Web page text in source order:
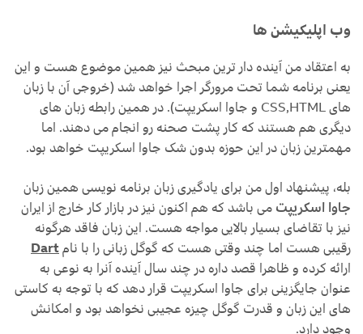
وب اپلیکیشن ها
به اعتقاد من آینده دار ترین مبحث نیز همین موضوع هست و این
یعنی برنامه شما تحت مرورگر اجرا خواهد شد (خروجی آن با زبان
های CSS,HTML و جاوا اسکریپت). در همین رابطه زبان های
دیگری هم هستند که کار پشت صحنه رو انجام می دهند. اما
مهمترین زبان در این حوزه بدون شک جاوا اسکریپت خواهد بود.
بله، پیشنهاد اول من برای یادگیری زبان برنامه نویسی همین زبان
جاوا اسکریپتمی باشد که هم اکنون نیز در بازار کار خارج از ایران
نیز با تقاضای بسیار بالایی مواجه هست. این زبان فاقد هرگونه
رقیبی هست اما چند وقتی هست که گوگل زبانی را با نامDart
ارائه کرده و ظاهرا قصد داره در چند سال آینده آنرا به نوعی به
عنوان جایگزینی برای جاوا اسکریپت قرار دهد که با توجه به کاستی
های این زبان و قدرت گوگل چیزه عجیبی نخواهد بود و امکانش
وجود دارد.